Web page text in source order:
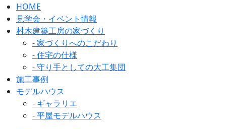
HOME
見学会・イベント情報
村木建築工房の家づくり
- 家づくりへのこだわり
- 住宅の仕様
- 守り手としての大工集団
施工事例
モデルハウス
- ギャラリエ
- 平屋モデルハウス